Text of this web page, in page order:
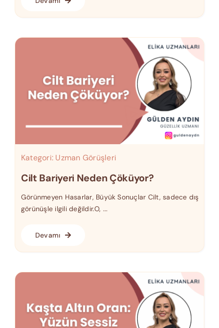
Kategori: Uzman Görüşleri
Cilt Bariyeri Neden Çöküyor?
Görünmeyen Hasarlar, Büyük Sonuçlar Cilt, sadece dış
görünüşle ilgili değildir.O, ...
Devamı